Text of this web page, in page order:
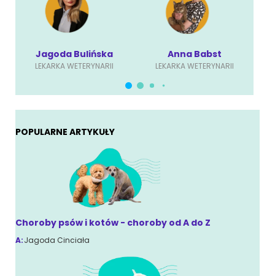
Jagoda Bulińska
LEKARKA WETERYNARII
Anna Babst
LEKARKA WETERYNARII
POPULARNE ARTYKUŁY
Choroby psów i kotów - choroby od A do Z
A:Jagoda Cinciała